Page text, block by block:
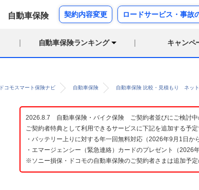
自動車保険 契約内容変更 ロードサービス・事故
自動車保険ランキング キャンペ
ドコモスマート保険ナビ 自動車保険 自動車保険 比較・見積もり ネッ
2026.8.7 自動車保険・バイク保険 ご契約者並びにご検討中
ご契約者特典として利用できるサービスに下記を追加する予
・バッテリー上りに対する年一回無料対応（2026年9月1日か
・エマージェンシー（緊急連絡）カードのプレゼント（2026
※ソニー損保・ドコモの自動車保険のご契約者さまは追加予